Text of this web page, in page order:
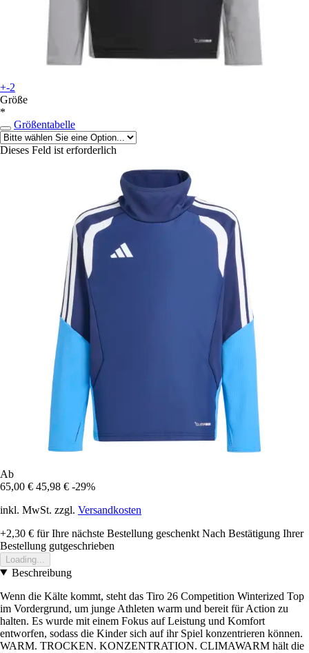
+-2
Größe
*
Größentabelle
Dieses Feld ist erforderlich
Ab
65,00 € 45,98 € -29%
inkl. MwSt. zzgl. Versandkosten
+2,30 € für Ihre nächste Bestellung geschenkt Nach Bestätigung Ihrer
Bestellung gutgeschrieben
Loading...
Beschreibung
Wenn die Kälte kommt, steht das Tiro 26 Competition Winterized Top
im Vordergrund, um junge Athleten warm und bereit für Action zu
halten. Es wurde mit einem Fokus auf Leistung und Komfort
entworfen, sodass die Kinder sich auf ihr Spiel konzentrieren können.
WARM. TROCKEN. KONZENTRATION. CLIMAWARM hält die